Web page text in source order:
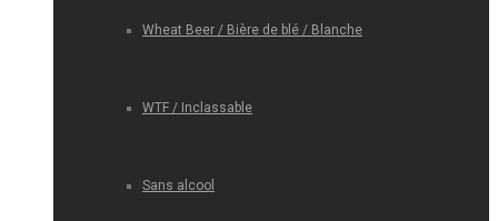
Wheat Beer / Bière de blé / Blanche
WTF / Inclassable
Sans alcool